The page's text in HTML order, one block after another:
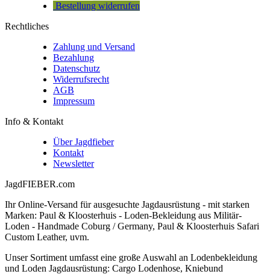
Bestellung widerrufen
Rechtliches
Zahlung und Versand
Bezahlung
Datenschutz
Widerrufsrecht
AGB
Impressum
Info & Kontakt
Über Jagdfieber
Kontakt
Newsletter
JagdFIEBER.com
Ihr Online-Versand für ausgesuchte Jagdausrüstung - mit starken
Marken: Paul & Kloosterhuis - Loden-Bekleidung aus Militär-
Loden - Handmade Coburg / Germany, Paul & Kloosterhuis Safari
Custom Leather, uvm.
Unser Sortiment umfasst eine große Auswahl an Lodenbekleidung
und Loden Jagdausrüstung: Cargo Lodenhose, Kniebund